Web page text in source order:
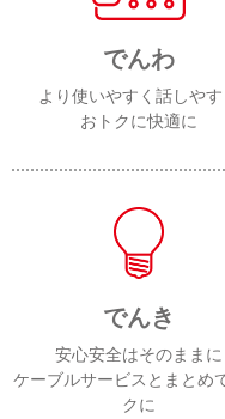
でんわ
より使いやすく話しやす
おトクに快適に
でんき
安心安全はそのままに
ケーブルサービスとまとめ
クに